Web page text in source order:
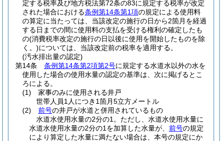
定する税率及び地方税法第72条の83に規定する税率が改定
された場合における条例第14条第1項の規定による使用料
の算定に当たっては、当該改定の施行の日から2箇月を経過
する日までの間に使用料の支払を受ける権利の確定したも
の(消費税率改定の施行の日以後に使用を開始したものを除
く。)については、当該改定前の税率を適用する。
(汚水排出量の認定)
第14条
条例第14条第2項第2号に規定する水道水以外の水を
使用した場合の使用水量の認定の基準は、次に掲げるとこ
ろによる。
(1)
家事のみに使用される井戸
世帯人員1人につき1箇月5立方メートル
(2)
前号の井戸が水道と併用されているもの
水道水使用水量の2分の1。ただし、水道水使用水量に
水道水使用水量の2分の1を加算した水量が、 前号の規定
により算定した水量に満たない場合は、本号の規定にか